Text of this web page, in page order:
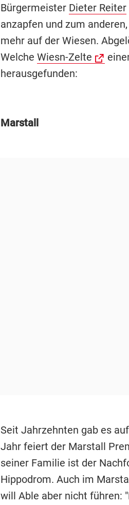
Bürgermeister Dieter Reiter
anzapfen und zum
mehr auf der Wiesen.
Welche Wiesn-Zelte
herausgefunden:
Marstall
Seit Jahrzehnten gab es
Jahr feiert der Marstall
seiner Familie ist der
Hippodrom. Auch im
will Able aber nicht führen: